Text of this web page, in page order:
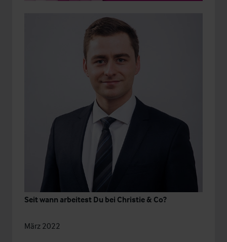
Seit wann arbeitest Du bei Christie & Co?
März 2022